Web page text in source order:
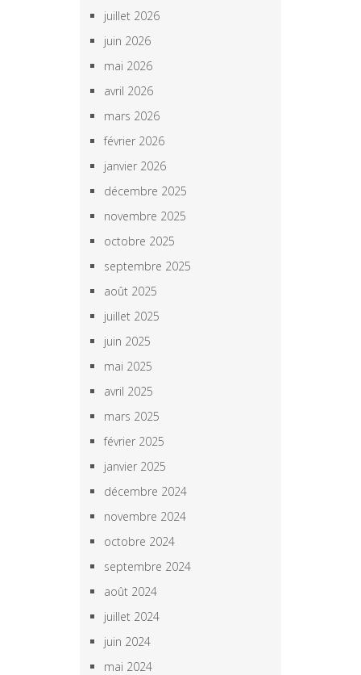
juillet 2026
juin 2026
mai 2026
avril 2026
mars 2026
février 2026
janvier 2026
décembre 2025
novembre 2025
octobre 2025
septembre 2025
août 2025
juillet 2025
juin 2025
mai 2025
avril 2025
mars 2025
février 2025
janvier 2025
décembre 2024
novembre 2024
octobre 2024
septembre 2024
août 2024
juillet 2024
juin 2024
mai 2024